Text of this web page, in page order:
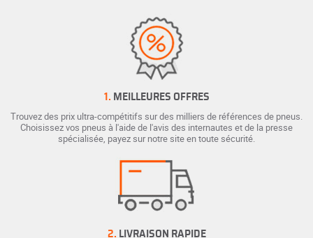
1. MEILLEURES OFFRES
Trouvez des prix ultra-compétitifs sur des milliers de références de pneus.
Choisissez vos pneus à l'aide de l'avis des internautes et de la presse
spécialisée, payez sur notre site en toute sécurité.
2. LIVRAISON RAPIDE